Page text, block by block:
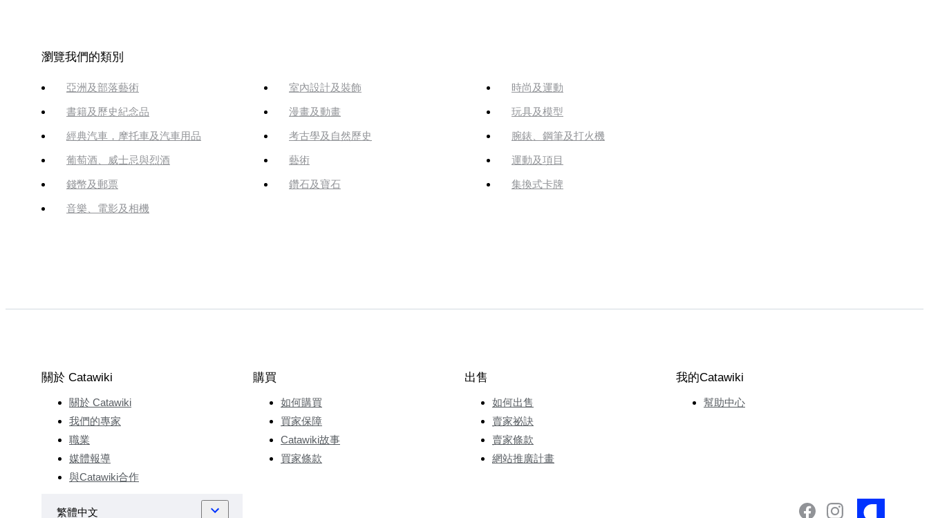
瀏覽我們的類別
亞洲及部落藝術 室內設計及裝飾 時尚及運動
書籍及歷史紀念品 漫畫及動畫 玩具及模型
經典汽車，摩托車及汽車用品 考古學及自然歷史 腕錶、鋼筆及打火機
葡萄酒、威士忌與烈酒 藝術 運動及項目
錢幣及郵票 鑽石及寶石 集換式卡牌
音樂、電影及相機
關於 Catawiki
關於 Catawiki
我們的專家
職業
媒體報導
與Catawiki合作
購買
如何購買
買家保障
Catawiki故事
買家條款
出售
如何出售
賣家祕訣
賣家條款
網站推廣計畫
我的Catawiki
幫助中心